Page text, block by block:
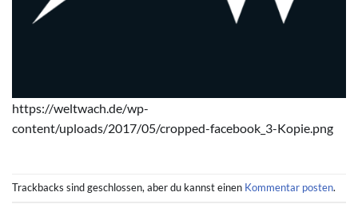
https://weltwach.de/wp-
content/uploads/2017/05/cropped-facebook_3-Kopie.png
Trackbacks sind geschlossen, aber du kannst einen Kommentar posten.